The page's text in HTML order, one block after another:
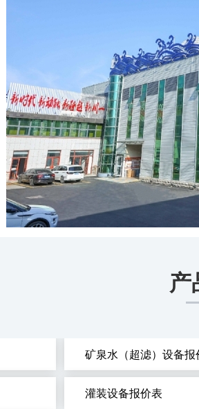
产
矿泉水（超滤）设备报
灌装设备报价表